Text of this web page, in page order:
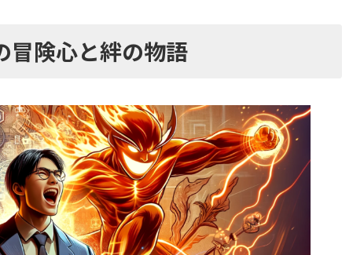
冒険心と絆の物語